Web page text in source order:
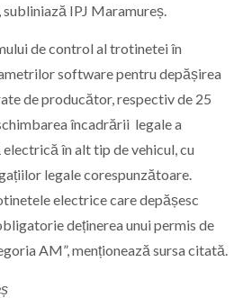
IPJ Maramureș.
de control al trotinetei în
software pentru depășirea
de producător, respectiv de 25
încadrării legale a
în alt tip de vehicul, cu
legale corespunzătoare.
electrice care depășesc
deținerea unui permis de
AM”, menționează sursa citată.